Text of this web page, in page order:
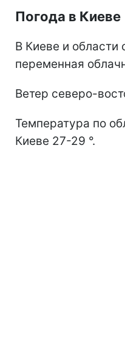
Погода в Киеве
В Киеве и области
переменная
Ветер северо-
Температура по
Киеве 27-29 °.